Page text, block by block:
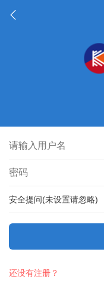
安全提问(未设置请忽略)
还没有注册？